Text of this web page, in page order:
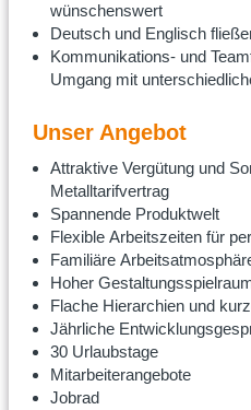
wünschenswert
Deutsch und Englisch
Kommunikations- und
Umgang mit
Unser Angebot
Attraktive Vergütung und
Metalltarifvertrag
Spannende Produktwelt
Flexible Arbeitszeiten für
Familiäre
Hoher
Flache Hierarchien und
Jährliche
30 Urlaubstage
Mitarbeiterangebote
Jobrad